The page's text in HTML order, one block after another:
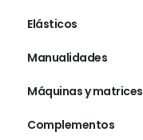
Elásticos
Manualidades
Máquinas y matrices
Complementos